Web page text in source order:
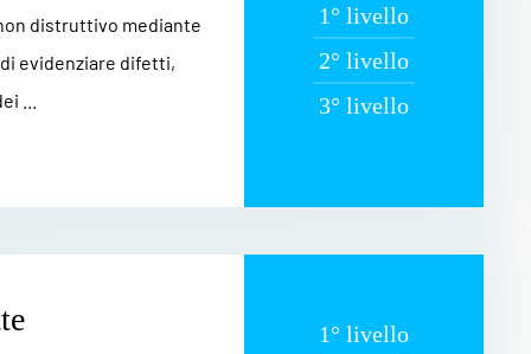
distruttivo mediante
evidenziare difetti,
...
1° livello
2° livello
3° livello
1° livello